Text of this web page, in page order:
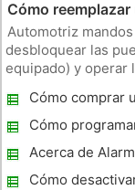
Cómo
Automotriz
desbloquear las
equipado) y operar
reemplazo. Cosas
Cómo comprar
Cómo
un Viper
Acerca de
Cómo